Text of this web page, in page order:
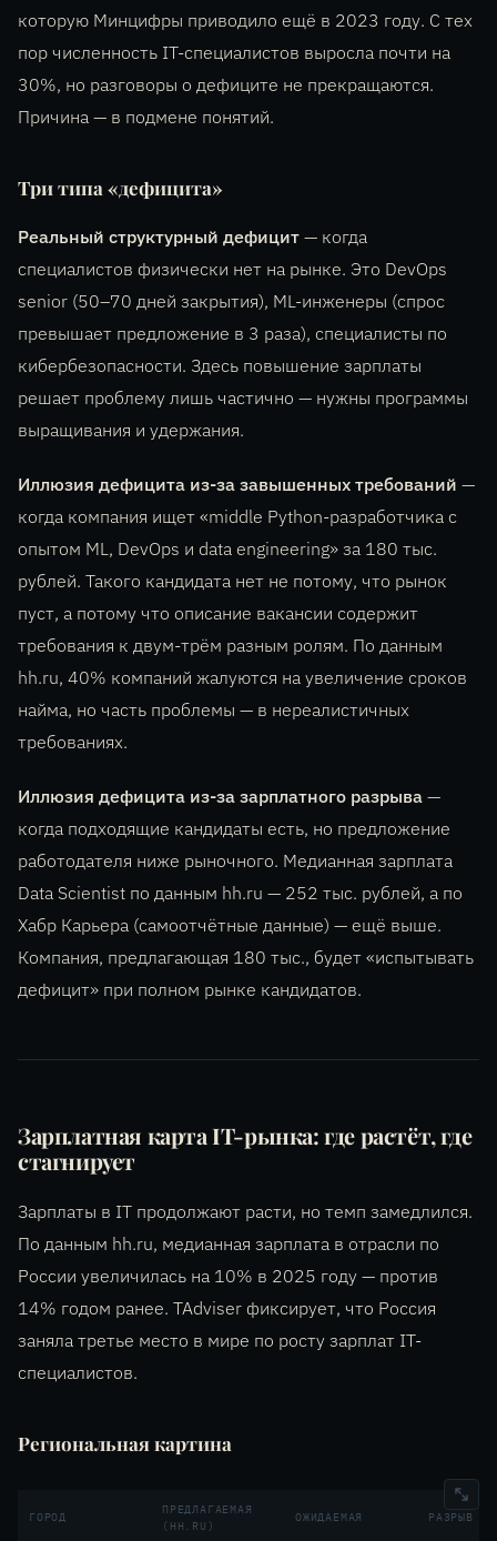
которую Минцифры приводило ещё в 2023 году. С тех
пор численность IT-специалистов выросла почти на
30%, но разговоры о дефиците не прекращаются.
Причина — в подмене понятий.
Три типа «дефицита»
Реальный структурный дефицит — когда
специалистов физически нет на рынке. Это DevOps
senior (50–70 дней закрытия), ML-инженеры (спрос
превышает предложение в 3 раза), специалисты по
кибербезопасности. Здесь повышение зарплаты
решает проблему лишь частично — нужны программы
выращивания и удержания.
Иллюзия дефицита из-за завышенных требований —
когда компания ищет «middle Python-разработчика с
опытом ML, DevOps и data engineering» за 180 тыс.
рублей. Такого кандидата нет не потому, что рынок
пуст, а потому что описание вакансии содержит
требования к двум-трём разным ролям. По данным
hh.ru, 40% компаний жалуются на увеличение сроков
найма, но часть проблемы — в нереалистичных
требованиях.
Иллюзия дефицита из-за зарплатного разрыва —
когда подходящие кандидаты есть, но предложение
работодателя ниже рыночного. Медианная зарплата
Data Scientist по данным hh.ru — 252 тыс. рублей, а по
Хабр Карьера (самоотчётные данные) — ещё выше.
Компания, предлагающая 180 тыс., будет «испытывать
дефицит» при полном рынке кандидатов.
Зарплатная карта IT-рынка: где растёт, где
стагнирует
Зарплаты в IT продолжают расти, но темп замедлился.
По данным hh.ru, медианная зарплата в отрасли по
России увеличилась на 10% в 2025 году — против
14% годом ранее. TAdviser фиксирует, что Россия
заняла третье место в мире по росту зарплат IT-
специалистов.
Региональная картина
ГОРОД
ПРЕДЛАГАЕМАЯ
(HH.RU)
ОЖИДАЕМАЯ РАЗРЫВ